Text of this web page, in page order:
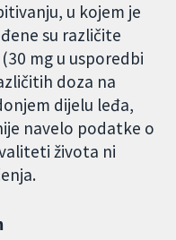
u kojem je
su različite
mg u usporedbi
doza na
dijelu leđa,
navelo podatke o
života ni